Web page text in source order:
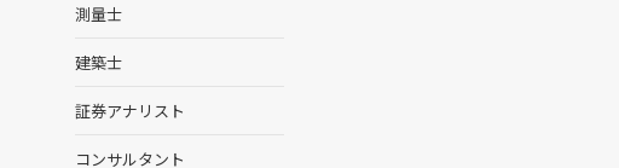
測量士
建築士
証券アナリスト
コンサルタント